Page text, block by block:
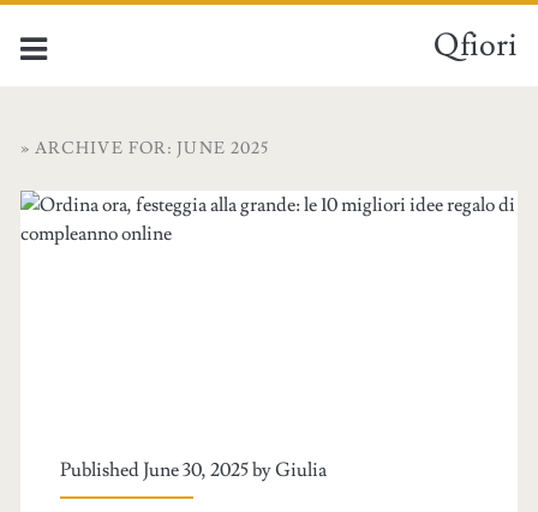
Qfiori
» ARCHIVE FOR: JUNE 2025
Published June 30, 2025 byGiulia